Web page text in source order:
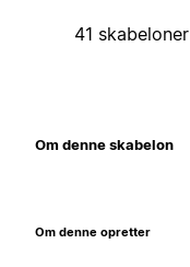
41 skabeloner
Om denne skabelon
Om denne opretter